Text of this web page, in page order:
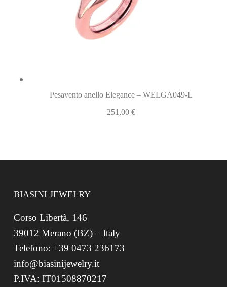
Pesavento anello Elegance – WELGA049-L
251,00 €
BIASINI JEWELRY
Corso Libertà, 146
39012 Merano (BZ) – Italy
Telefono: +39 0473 236173
info@biasinijewelry.it
P.IVA: IT01508870217